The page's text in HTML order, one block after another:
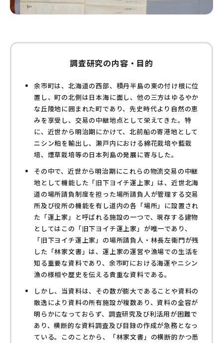
調査研究の内容・目的
余市町は、北海道の西部、積丹半島の東の付け根に位
置し、町の北側は日本海に面し、他の三方はゆるやか
な丘陵地に囲まれた町であり、先史時代より自然の恵
みを享受し、交易の中継地点として栄えてきた。特
に、近世から明治期にかけて、北前船の寄港地として
ニシン粕を輸出し、瀬戸内における綿花栽培や藍栽
培、煙草栽培等の日本列島の発展に寄与した。
その中で、近世から明治期にこれらの物流交易の中継
地として機能した「旧下ヨイチ運上家」は、近世北海
道の場所請負制度を担った場所請負人が管理する交易
所及び役所の機能を有し道内の各「場所」に設置され
た「運上家」と呼ばれる施設の一つで、現存する建物
としてはこの「旧下ヨイチ運上家」が唯一であり、
「旧下ヨイチ運上家」の場所請負人・林長左衛門が残
した「林家文書」は、運上家の運営や漁場での生活を
知る重要な資料であり、余市町における海運やニシン
漁の様相や歴史を伝える貴重な資料である。
しかし、当資料は、その数が膨大であることや資料の
散逸により資料の所有施設が複数あり、資料の全容が
明らかになっておらず、調査研究及び利活用が困難で
あり、横断的な資料調査及び目録の作成が急務となっ
ている。このことから、「林家文書」の横断的かつ悉